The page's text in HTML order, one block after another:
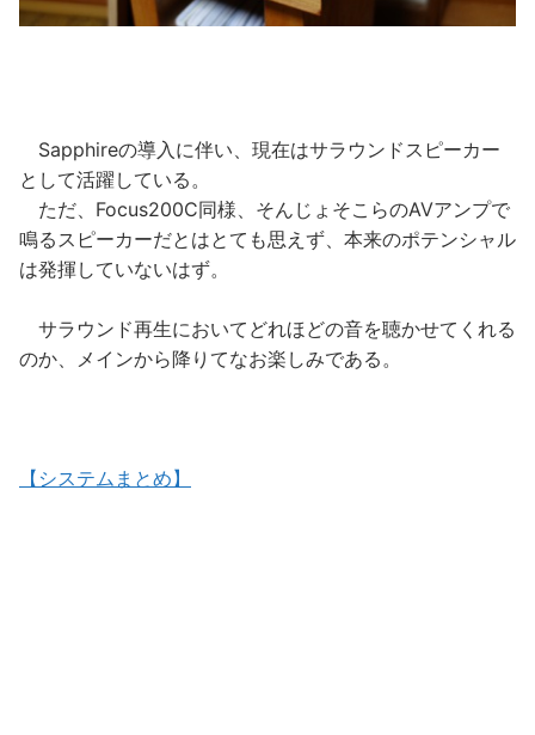
Sapphireの導入に伴い、現在はサラウンドスピーカー
として活躍している。
ただ、Focus200C同様、そんじょそこらのAVアンプで
鳴るスピーカーだとはとても思えず、本来のポテンシャル
は発揮していないはず。
サラウンド再生においてどれほどの音を聴かせてくれる
のか、メインから降りてなお楽しみである。
【システムまとめ】